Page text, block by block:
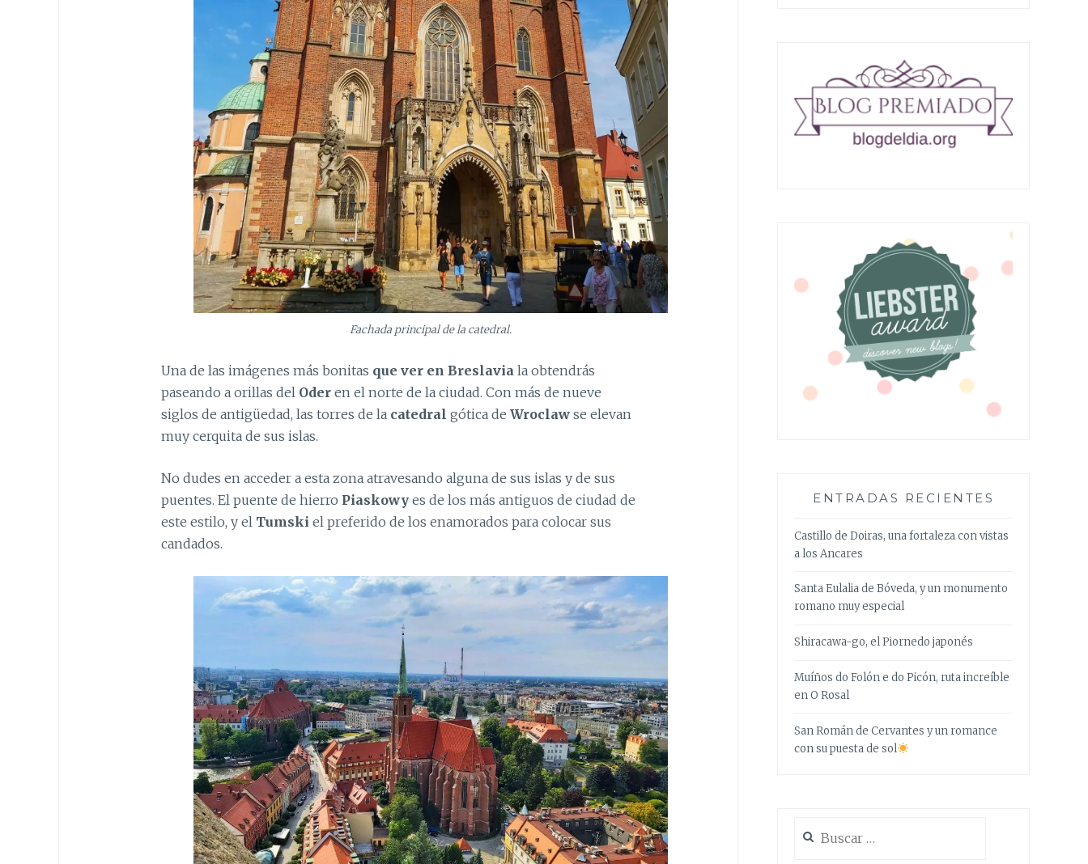
Fachada principal de la catedral.
Una de las imágenes más bonitas que ver en Breslavia la obtendrás
paseando a orillas del Oderen el norte de la ciudad. Con más de nueve
siglos de antigüedad, las torres de la catedral gótica de Wroclawse elevan
muy cerquita de sus islas.
No dudes en acceder a esta zona atravesando alguna de sus islas y de sus
puentes. El puente de hierro Piaskowyes de los más antiguos de ciudad de
este estilo, y el Tumski el preferido de los enamorados para colocar sus
candados.
ENTRADAS RECIENTES
Castillo de Doiras, una fortaleza con vistas
a los Ancares
Santa Eulalia de Bóveda, y un monumento
romano muy especial
Shiracawa-go, el Piornedo japonés
Muíños do Folón e do Picón, ruta increíble
en O Rosal
San Román de Cervantes y un romance
con su puesta de sol